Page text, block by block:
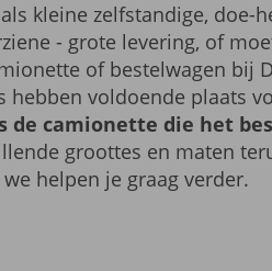
kleine zelfstandige,
- grote levering, of
of bestelwagen bij
hebben voldoende plaats
de camionette die het
groottes en maten
helpen je graag verder.